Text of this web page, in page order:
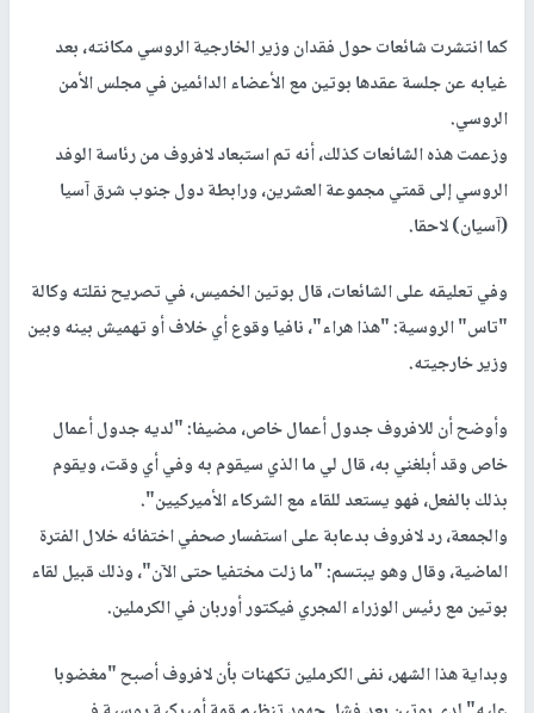
كما انتشرت شائعات حول فقدان وزير الخارجية الروسي مكانته، بعد
غيابه عن جلسة عقدها بوتين مع الأعضاء الدائمين في مجلس الأمن
الروسي.
وزعمت هذه الشائعات كذلك، أنه تم استبعاد لافروف من رئاسة الوفد
الروسي إلى قمتي مجموعة العشرين، ورابطة دول جنوب شرق آسيا
(آسيان) لاحقا.
وفي تعليقه على الشائعات، قال بوتين الخميس، في تصريح نقلته وكالة
"تاس" الروسية: "هذا هراء"، نافيا وقوع أي خلاف أو تهميش بينه وبين
وزير خارجيته.
وأوضح أن للافروف جدول أعمال خاص، مضيفا: "لديه جدول أعمال
خاص وقد أبلغني به، قال لي ما الذي سيقوم به وفي أي وقت، ويقوم
بذلك بالفعل، فهو يستعد للقاء مع الشركاء الأميركيين".
والجمعة، رد لافروف بدعابة على استفسار صحفي اختفائه خلال الفترة
الماضية، وقال وهو يبتسم: "ما زلت مختفيا حتى الآن"، وذلك قبيل لقاء
بوتين مع رئيس الوزراء المجري فيكتور أوربان في الكرملين.
وبداية هذا الشهر، نفى الكرملين تكهنات بأن لافروف أصبح "مغضوبا